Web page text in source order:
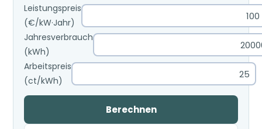
Leistungspreis
(€/kW·Jahr)
Jahresverbrauch
(kWh)
Arbeitspreis
(ct/kWh)
Berechnen